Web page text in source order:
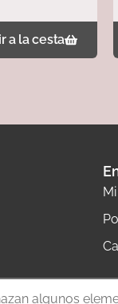
a la cesta
algunos